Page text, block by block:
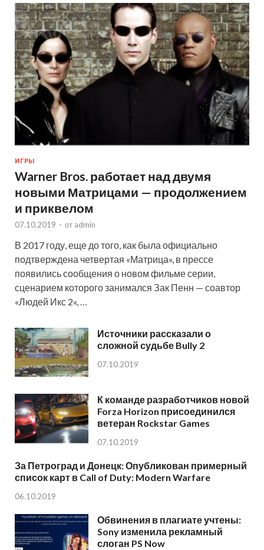
ИГРЫ
Warner Bros. работает над двумя
новыми Матрицами — продолжением
и приквелом
07.10.2019 - от admin
В 2017 году, еще до того, как была официально
подтверждена четвертая «Матрица«, в прессе
появились сообщения о новом фильме серии,
сценарием которого занимался Зак Пенн — соавтор
«Людей Икс 2«, …
Источники рассказали о
сложной судьбе Bully 2
07.10.2019
К команде разработчиков новой
Forza Horizon присоединился
ветеран Rockstar Games
07.10.2019
За Петроград и Донецк: Опубликован примерный
список карт в Call of Duty: Modern Warfare
06.10.2019
Обвинения в плагиате учтены:
Sony изменила рекламный
слоган PS Now